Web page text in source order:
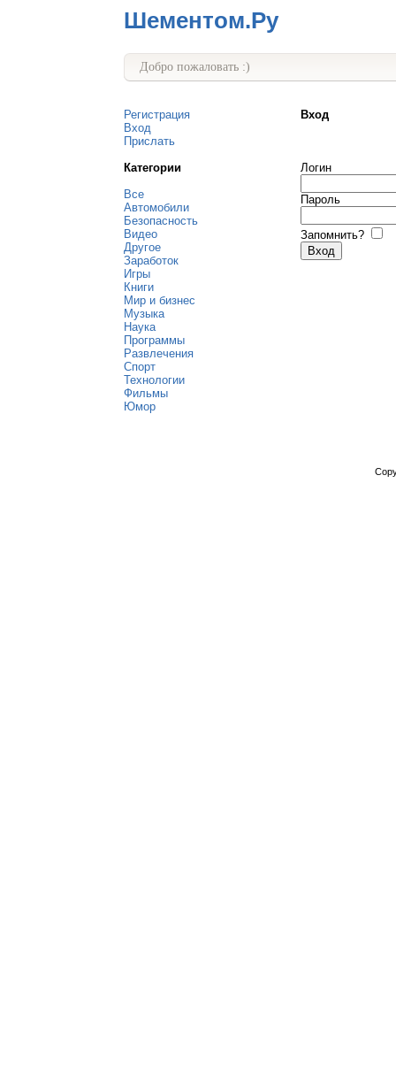
Шементом.Ру
Добро пожаловать :)
Регистрация
Вход
Прислать
Категории
Все
Автомобили
Безопасность
Видео
Другое
Заработок
Игры
Книги
Мир и бизнес
Музыка
Наука
Программы
Развлечения
Спорт
Технологии
Фильмы
Юмор
Вход
Логин
Пароль
Запомнить?